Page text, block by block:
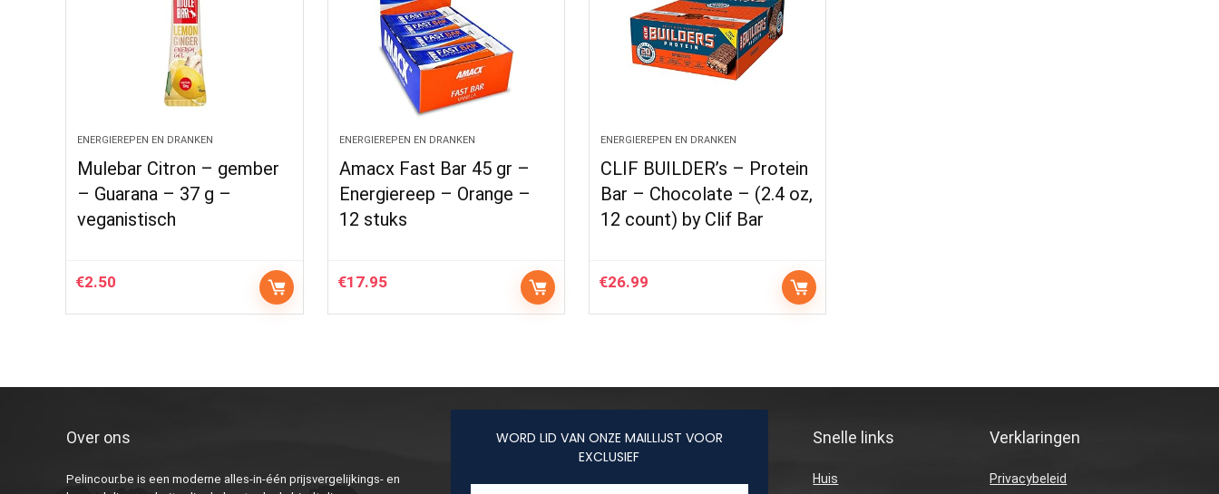
ENERGIEREPEN EN DRANKEN
Mulebar Citron – gember
– Guarana – 37 g –
veganistisch
€2.50
ENERGIEREPEN EN DRANKEN
Amacx Fast Bar 45 gr –
Energiereep – Orange –
12 stuks
€17.95
ENERGIEREPEN EN DRANKEN
CLIF BUILDER’s – Protein
Bar – Chocolate – (2.4 oz,
12 count) by Clif Bar
€26.99
Over ons
Pelincour.be is een moderne alles-in-één prijsvergelijkings- en
WORD LID VAN ONZE MAILLIJST VOOR
EXCLUSIEF
Snelle links
Huis
Verklaringen
Privacybeleid